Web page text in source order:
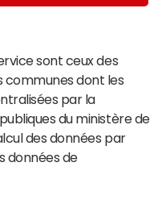
sont ceux des
communes dont les
par la
du ministère de
des données par
données de